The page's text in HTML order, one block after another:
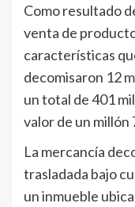
Como resultado
venta de
características
decomisaron 12
un total de 401
valor de un millón
La mercancía
trasladada bajo
un inmueble